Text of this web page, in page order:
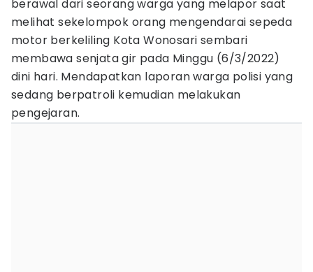
berawal dari seorang warga yang melapor saat
melihat sekelompok orang mengendarai sepeda
motor berkeliling Kota Wonosari sembari
membawa senjata gir pada Minggu (6/3/2022)
dini hari. Mendapatkan laporan warga polisi yang
sedang berpatroli kemudian melakukan
pengejaran.